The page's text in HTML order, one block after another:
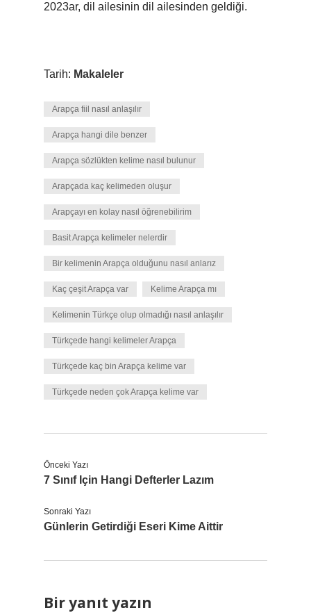
2023ar, dil ailesinin dil ailesinden geldiği.
Tarih: Makaleler
Arapça fiil nasıl anlaşılır
Arapça hangi dile benzer
Arapça sözlükten kelime nasıl bulunur
Arapçada kaç kelimeden oluşur
Arapçayı en kolay nasıl öğrenebilirim
Basit Arapça kelimeler nelerdir
Bir kelimenin Arapça olduğunu nasıl anlarız
Kaç çeşit Arapça var Kelime Arapça mı
Kelimenin Türkçe olup olmadığı nasıl anlaşılır
Türkçede hangi kelimeler Arapça
Türkçede kaç bin Arapça kelime var
Türkçede neden çok Arapça kelime var
Önceki Yazı
7 Sınıf Için Hangi Defterler Lazım
Sonraki Yazı
Günlerin Getirdiği Eseri Kime Aittir
Bir yanıt yazın